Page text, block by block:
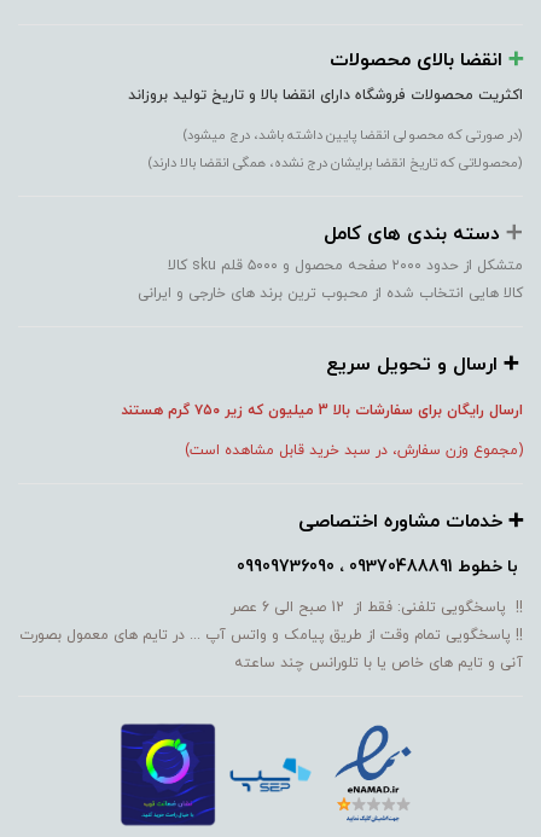
➕️ انقضا بالای محصولات
اکثریت محصولات فروشگاه دارای انقضا بالا و تاریخ تولید بروزاند
(در صورتی که محصولی انقضا پایین داشته باشد، درج میشود)
(محصولاتی که تاریخ انقضا برایشان درج نشده، همگی انقضا بالا دارند)
➕️ دسته بندی های کامل
متشکل از حدود ۲۰۰۰ صفحه محصول و ۵۰۰۰ قلم sku کالا
کالا هایی انتخاب شده از محبوب ترین برند های خارجی و ایرانی
➕️ ارسال و تحویل سریع
ارسال رایگان برای سفارشات بالا 3 میلیون که زیر ۷۵۰ گرم هستند
(مجموع وزن سفارش، در سبد خرید قابل مشاهده است)
➕️ خدمات مشاوره اختصاصی
با خطوط 09370488891 ، 09909736090
!! پاسخگویی تلفنی: فقط از 12 صبح الی 6 عصر
!! پاسخگویی تمام وقت از طریق پیامک و واتس آپ ... در تایم های معمول بصورت
آنی و تایم های خاص یا با تلورانس چند ساعته